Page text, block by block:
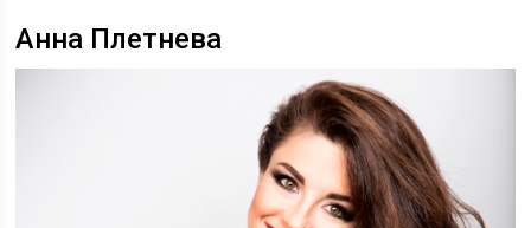
Анна Плетнева